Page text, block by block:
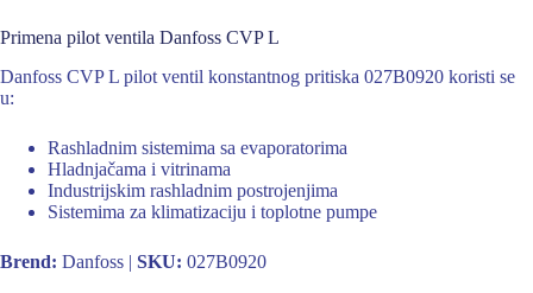
Primena pilot ventila Danfoss CVP L
Danfoss CVP L pilot ventil konstantnog pritiska 027B0920 koristi se
u:
Rashladnim sistemima sa evaporatorima
Hladnjačama i vitrinama
Industrijskim rashladnim postrojenjima
Sistemima za klimatizaciju i toplotne pumpe
Brend: Danfoss | SKU: 027B0920